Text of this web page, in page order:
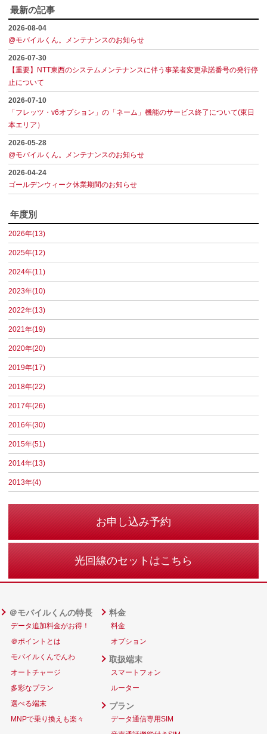
最新の記事
2026-08-04
@モバイルくん。メンテナンスのお知らせ
2026-07-30
【重要】NTT東西のシステムメンテナンスに伴う事業者変更承諾番号の発行停
止について
2026-07-10
「フレッツ・v6オプション」の「ネーム」機能のサービス終了について(東日
本エリア）
2026-05-28
@モバイルくん。メンテナンスのお知らせ
2026-04-24
ゴールデンウィーク休業期間のお知らせ
年度別
2026年(13)
2025年(12)
2024年(11)
2023年(10)
2022年(13)
2021年(19)
2020年(20)
2019年(17)
2018年(22)
2017年(26)
2016年(30)
2015年(51)
2014年(13)
2013年(4)
お申し込み予約
光回線のセットはこちら
＠モバイルくんの特長
データ追加料金がお得！
＠ポイントとは
モバイルくんでんわ
オートチャージ
多彩なプラン
選べる端末
MNPで乗り換えも楽々
料金
料金
オプション
取扱端末
スマートフォン
ルーター
プラン
データ通信専用SIM